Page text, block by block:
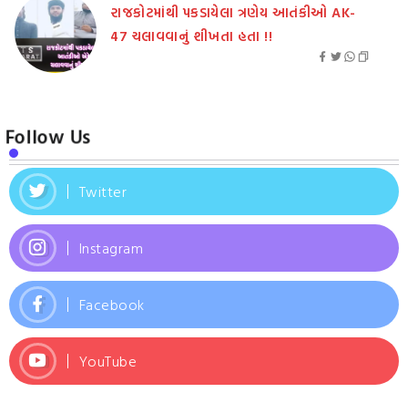
રાજકોટમાંથી પકડાયેલા ત્રણેય આતંકીઓ AK-
47 ચલાવવાનું શીખતા હતા !!
Follow Us
Twitter
Instagram
Facebook
YouTube